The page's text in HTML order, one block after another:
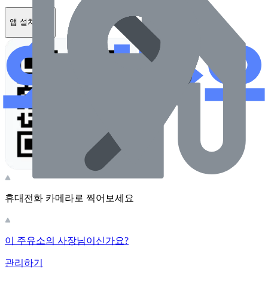
앱 설치하기
휴대전화 카메라로 찍어보세요
이 주유소의 사장님이신가요?
관리하기